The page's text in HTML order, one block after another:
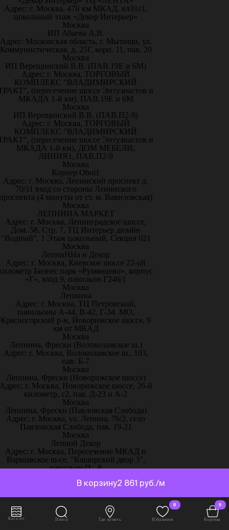
2 861 руб./м
В корзину
Адрес: г. Москва, 47й км МКАД, вл31с1,
цокольный этаж «Декор Интерьер»
Москва
ИП Абаева А.В.
Адрес: Московская область, г. Мытищи, ул.
Коммунистическая, д. 25Г, корп. 11, пав. 20
Москва
ИП Верещинский В.В. (ПАВ.19Е и 6М)
Адрес: г. Москва, ТОРГОВЫЙ
КОМПЛЕКС "ВЛАДИМИРСКИЙ
(пересечение шоссе Энтузиастов и
МКАДА 1-й км), ПАВ.19Е и 6М
Москва
ИП Верещинский В.В. (ПАВ.П2-9)
Адрес: г. Москва, ТОРГОВЫЙ
КОМПЛЕКС "ВЛАДИМИРСКИЙ
(пересечение шоссе Энтузиастов и
МКАДА 1-й км), ДОМ МЕБЕЛИ,
ЛИНИЯ1, ПАВ.П2-9
Москва
Корнер Oboi1
Адрес: г. Москва, Ленинский проспект д.
70/11 вход со стороны Ленинского
(4 минуты от ст. м. Вавиловская)
Москва
ЛЕПНИНА МАРКЕТ
Адрес: г. Москва, Ленинградское шоссе,
Дом. 58, Стр. 7, ТЦ Интерьер дизайн
"Водный", 1 Этаж цокольный, Секция 021
Москва
ЛепниННа и Декор
Адрес: г. Москва, Киевское шоссе 22-ой
Бизнес парк «Румянцево», корпус
«Г», вход 9, павильон Г246/1
Москва
Лепнина
Адрес: г. Москва, ТЦ Петровский,
павильоны А-44, В-42, Г-34. МО,
Красногорский р-н, Новорижское шоссе, 9
км от МКАД
Москва
Лепнина, Фрески (Волоколамское ш.)
Адрес: г. Москва, Волоколамское ш., 103,
пав. Б-7
Москва
Лепнина, Фрески (Новорижское шоссе)
г. Москва, Новорижское шоссе, 26-й
километр, с2, пав. Д-23 и А-2
Москва
Лепнина, Фрески (Павловская Слобода)
Адрес: г. Москва, ул. Ленина, 76/2, село
Павловская Слобода, пав. 19-21
Москва
Лепной Декор
Адрес: г. Москва, Пересечение МКАД и
Варшавское ш-се, "Каширский двор 3",
павильон П - 8
Магазин Holicolors
Москва
Каталог Поиск Где купить
0
Избранное
0
Корзина